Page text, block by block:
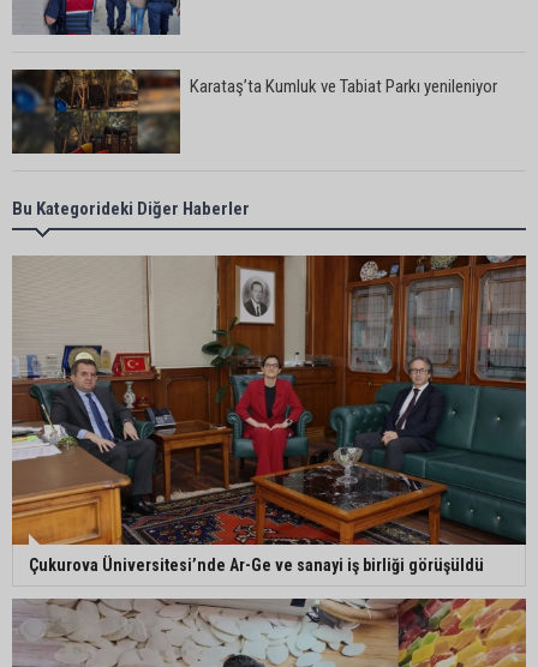
Karataş’ta Kumluk ve Tabiat Parkı yenileniyor
Bekir Şimşek’ten Mustafa Özkan’a ziyaret
Ceyhan’da asfalt çalışmaları sürüyor
Ceyhan’da açık hava sineması keyfi iki farklı
parkta devam ediyor
5. Yunusoğlu Futbol Turnuvası’nda final heyecanı
Bu Kategorideki Diğer Haberler
Çukurova Üniversitesi’nde Ar-Ge ve sanayi iş birliği görüşüldü